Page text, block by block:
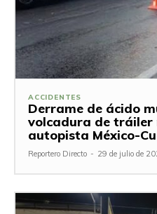
ACCIDENTES
Derrame de ácido
volcadura de tráiler
autopista México-
Reportero Directo - 29 de julio de